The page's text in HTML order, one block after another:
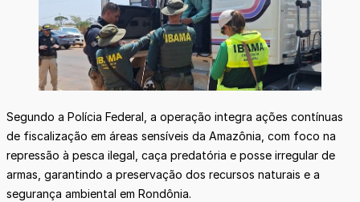
Segundo a Polícia Federal, a operação integra ações contínuas
de fiscalização em áreas sensíveis da Amazônia, com foco na
repressão à pesca ilegal, caça predatória e posse irregular de
armas, garantindo a preservação dos recursos naturais e a
segurança ambiental em Rondônia.